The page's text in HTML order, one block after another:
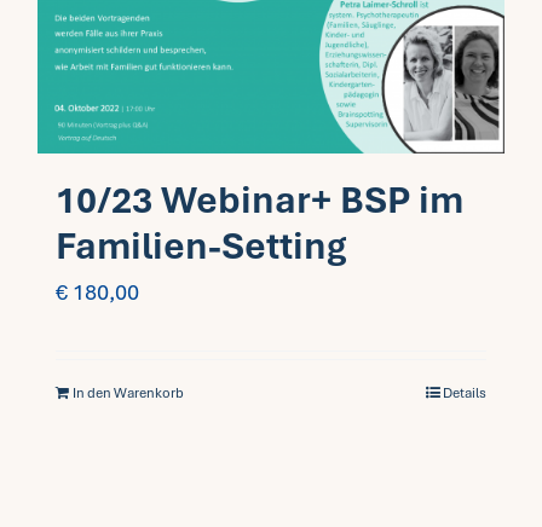
10/23 Webinar+ BSP im
Familien-Setting
€ 180,00
In den Warenkorb Details